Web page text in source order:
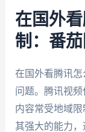
在国外
制：番
在国外看腾讯怎
问题。腾讯视
内容常受地域
其强大的能力